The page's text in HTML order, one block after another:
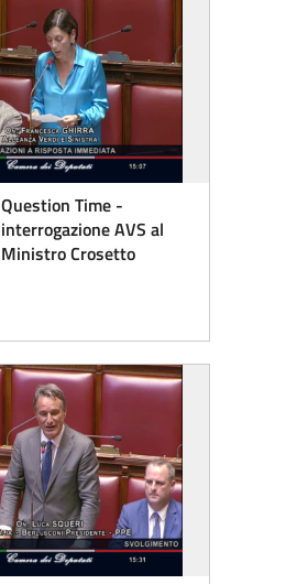
Question Time -
interrogazione AVS al
Ministro Crosetto